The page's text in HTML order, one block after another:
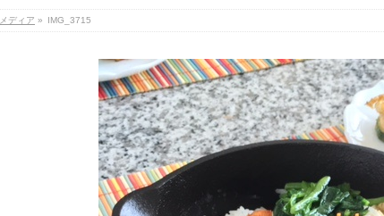
メディア » IMG_3715